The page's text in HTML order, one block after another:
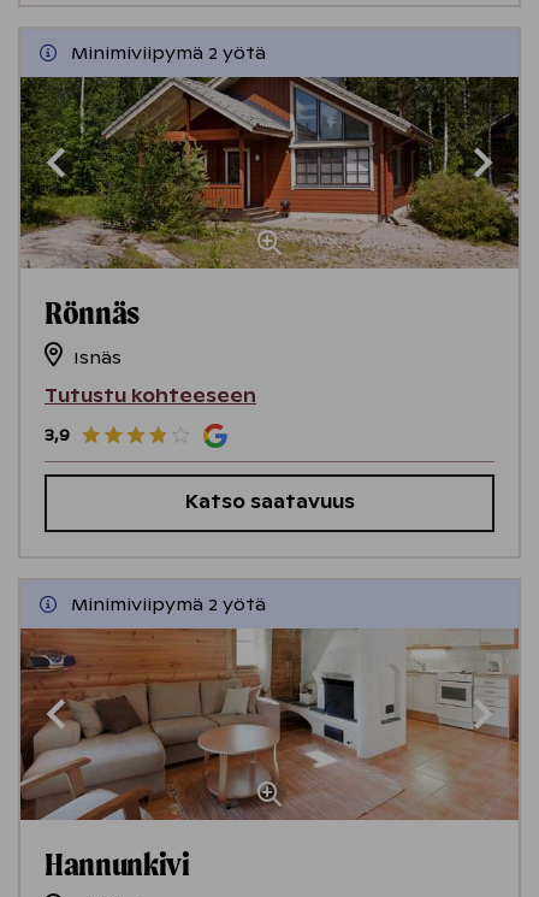
Minimiviipymä 2 yötä
Rönnäs
Isnäs
Tutustu kohteeseen
3,9
Katso saatavuus
Minimiviipymä 2 yötä
Hannunkivi